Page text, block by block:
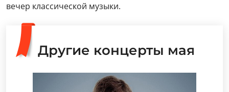
вечер классической музыки.
Другие концерты мая